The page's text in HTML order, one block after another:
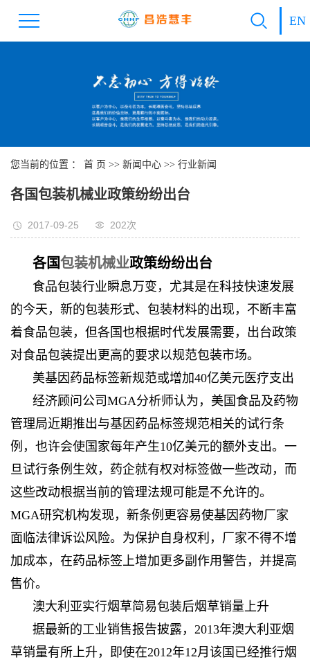
EN
您当前的位置 ： 首 页 >> 新闻中心 >> 行业新闻
各国包装机械业政策纷纷出台
2017-09-25 202次
各国包装机械业政策纷纷出台
食品包装行业瞬息万变，尤其是在科技快速发展
的今天，新的包装形式、包装材料的出现，不断丰富
着食品包装，但各国也根据时代发展需要，出台政策
对食品包装提出更高的要求以规范包装市场。
美基因药品标签新规范或增加40亿美元医疗支出
经济顾问公司MGA分析师认为，美国食品及药物
管理局近期推出与基因药品标签规范相关的试行条
例，也许会使国家每年产生10亿美元的额外支出。一
旦试行条例生效，药企就有权对标签做一些改动，而
这些改动根据当前的管理法规可能是不允许的。
MGA研究机构发现，新条例更容易使基因药物厂家
面临法律诉讼风险。为保护自身权利，厂家不得不增
加成本，在药品标签上增加更多副作用警告，并提高
售价。
澳大利亚实行烟草简易包装后烟草销量上升
据最新的工业销售报告披露，2013年澳大利亚烟
草销量有所上升，即使在2012年12月该国已经推行烟